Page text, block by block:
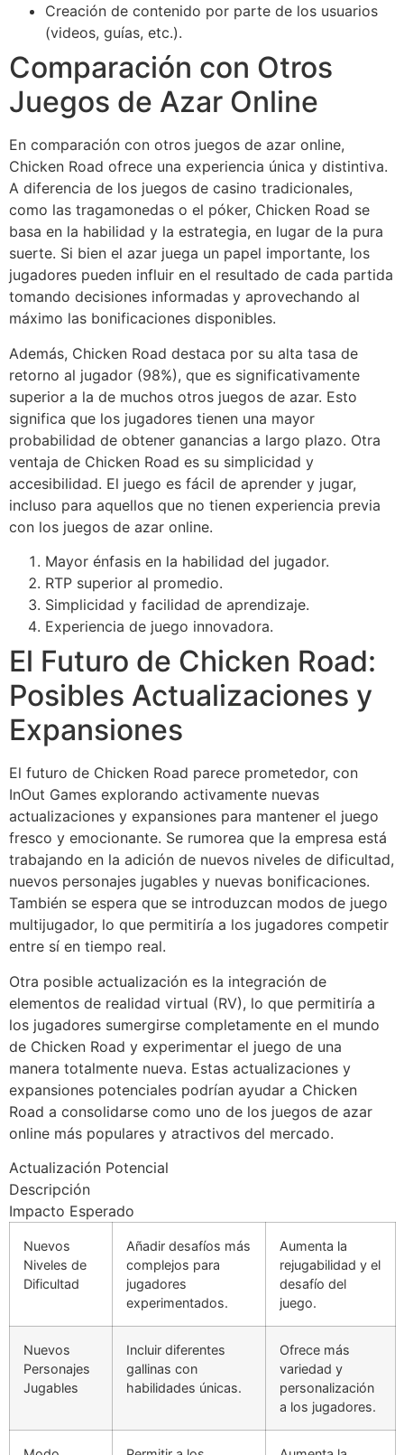
Creación de contenido por parte de los usuarios
(videos, guías, etc.).
Comparación con Otros
Juegos de Azar Online
En comparación con otros juegos de azar online,
Chicken Road ofrece una experiencia única y distintiva.
A diferencia de los juegos de casino tradicionales,
como las tragamonedas o el póker, Chicken Road se
basa en la habilidad y la estrategia, en lugar de la pura
suerte. Si bien el azar juega un papel importante, los
jugadores pueden influir en el resultado de cada partida
tomando decisiones informadas y aprovechando al
máximo las bonificaciones disponibles.
Además, Chicken Road destaca por su alta tasa de
retorno al jugador (98%), que es significativamente
superior a la de muchos otros juegos de azar. Esto
significa que los jugadores tienen una mayor
probabilidad de obtener ganancias a largo plazo. Otra
ventaja de Chicken Road es su simplicidad y
accesibilidad. El juego es fácil de aprender y jugar,
incluso para aquellos que no tienen experiencia previa
con los juegos de azar online.
Mayor énfasis en la habilidad del jugador.
RTP superior al promedio.
Simplicidad y facilidad de aprendizaje.
Experiencia de juego innovadora.
El Futuro de Chicken Road:
Posibles Actualizaciones y
Expansiones
El futuro de Chicken Road parece prometedor, con
InOut Games explorando activamente nuevas
actualizaciones y expansiones para mantener el juego
fresco y emocionante. Se rumorea que la empresa está
trabajando en la adición de nuevos niveles de dificultad,
nuevos personajes jugables y nuevas bonificaciones.
También se espera que se introduzcan modos de juego
multijugador, lo que permitiría a los jugadores competir
entre sí en tiempo real.
Otra posible actualización es la integración de
elementos de realidad virtual (RV), lo que permitiría a
los jugadores sumergirse completamente en el mundo
de Chicken Road y experimentar el juego de una
manera totalmente nueva. Estas actualizaciones y
expansiones potenciales podrían ayudar a Chicken
Road a consolidarse como uno de los juegos de azar
online más populares y atractivos del mercado.
Actualización Potencial
Descripción
Impacto Esperado
Nuevos
Niveles de
Dificultad
Añadir desafíos más
complejos para
jugadores
experimentados.
Aumenta la
rejugabilidad y el
desafío del
juego.
Nuevos
Personajes
Jugables
Incluir diferentes
gallinas con
habilidades únicas.
Ofrece más
variedad y
personalización
a los jugadores.